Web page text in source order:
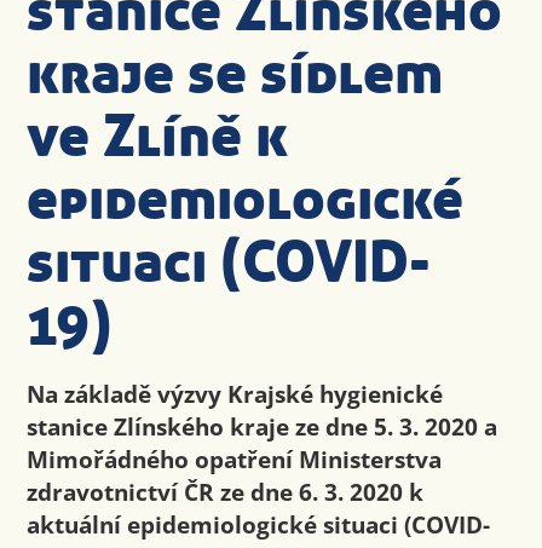
kraje se sídlem
ve Zlíně k
epidemiologické
situaci (COVID-
19)
Na základě výzvy Krajské hygienické
stanice Zlínského kraje ze dne 5. 3. 2020 a
Mimořádného opatření Ministerstva
zdravotnictví ČR ze dne 6. 3. 2020 k
aktuální epidemiologické situaci (COVID-